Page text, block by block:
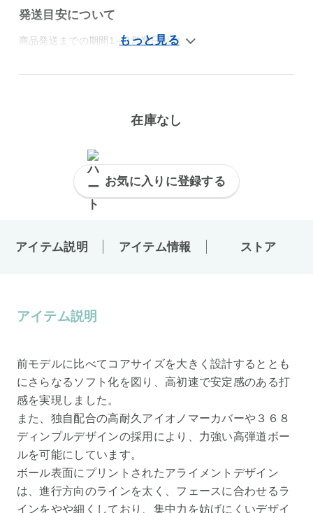
発送目安について
商品発送までの期間1～3営業日以内
在庫なし
お気に入りに登録する
アイテム説明 アイテム情報 ストア
アイテム説明
前モデルに比べてコアサイズを大きく設計するととも
にさらなるソフト化を図り、高初速で安定感のある打
感を実現しました。
また、独自配合の高耐久アイオノマーカバーや３６８
ディンプルデザインの採用により、力強い高弾道ボー
ルを可能にしています。
ボール表面にプリントされたアライメントデザイン
は、進行方向のラインを太く、フェースに合わせるラ
インをやや細くしており、集中力を妨げにくいデザイ